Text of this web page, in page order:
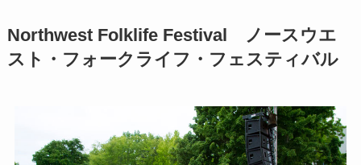
Northwest Folklife Festival ノースウエ
スト・フォークライフ・フェスティバル